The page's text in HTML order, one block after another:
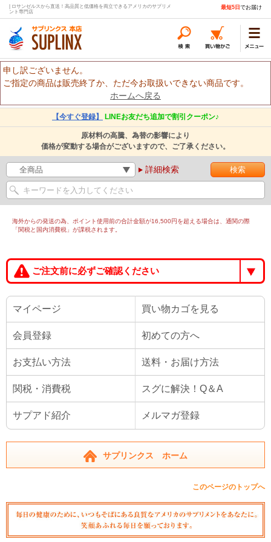
| ロサンゼルスから直送！高品質と低価格を両立できるアメリカのサプリメ
ント専門店
最短5日 でお届け
申し訳ございません。
ご指定の商品は販売終了か、ただ今お取扱いできない商品です。
ホームへ戻る
【今すぐ登録】 LINEお友だち追加で割引クーポン♪
原材料の高騰、為替の影響により
価格が変動する場合がございますので、ご了承ください。
詳細検索
海外からの発送の為、ポイント使用前の合計金額が16,500円を超える場合は、通関の際
「関税と国内消費税」が課税されます。
ご注文前に必ずご確認ください
マイページ 買い物カゴを見る
会員登録 初めての方へ
お支払い方法 送料・お届け方法
関税・消費税 スグに解決！Q＆A
サプアド紹介 メルマガ登録
サプリンクス ホーム
このページのトップへ